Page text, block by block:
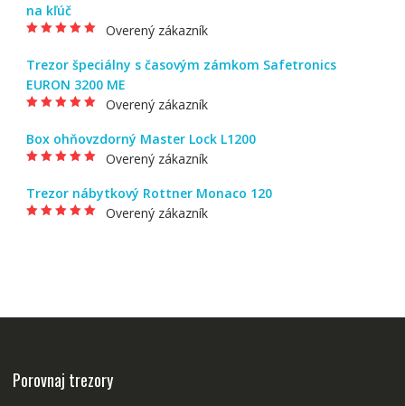
1
z
5
na kľúč
Overený zákazník
Trezor špeciálny s časovým zámkom Safetronics
EURON 3200 ME
Overený zákazník
Box ohňovzdorný Master Lock L1200
Overený zákazník
Trezor nábytkový Rottner Monaco 120
Overený zákazník
Porovnaj trezory